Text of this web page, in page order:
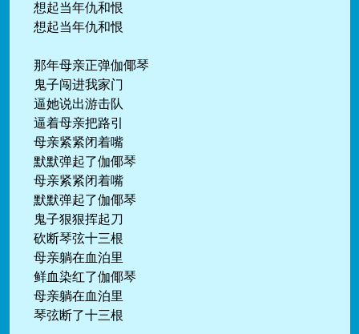
想起当年仇和恨
想起当年仇和恨
那年母亲正弹伽倻琴
鬼子闯进我家门
逼她说出游击队
逼着母亲把路引
母亲紧紧闭着嘴
默默弹起了伽倻琴
母亲紧紧闭着嘴
默默弹起了伽倻琴
鬼子狠狠挥起刀
砍断琴弦十三根
母亲躺在血泊里
鲜血染红了伽倻琴
母亲躺在血泊里
琴弦断了十三根